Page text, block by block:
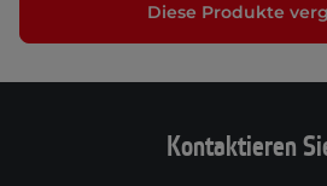
Diese Produkte
Kontaktieren